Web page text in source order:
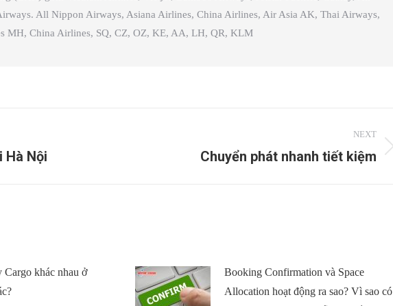
All Nippon Airways, Asiana Airlines, China Airlines, Air Asia AK, Thai Airways,
MH, China Airlines, SQ, CZ, OZ, KE, AA, LH, QR, KLM
Hà Nội
NEXT
Chuyển phát nhanh tiết kiệm
khác nhau ở
Booking Confirmation và Space
Allocation hoạt động ra sao? Vì sao có